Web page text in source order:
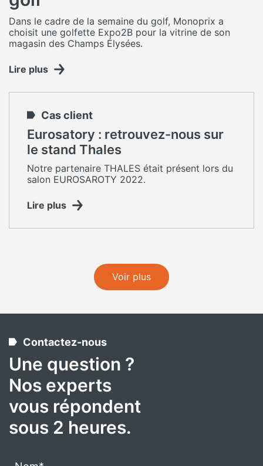
Dans le cadre de la semaine du golf, Monoprix a
choisit une golfette Expo2B pour la vitrine de son
magasin des Champs Élysées.
Lire plus
Cas client
Eurosatory : retrouvez-nous sur
le stand Thales
Notre partenaire THALES était présent lors du
salon EUROSAROTY 2022.
Lire plus
Voir plus
Contactez-nous
Une question ?
Nos experts
vous répondent
sous 2 heures.